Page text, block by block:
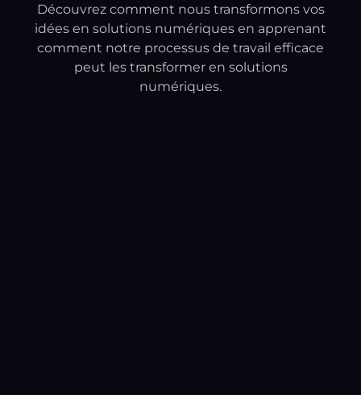
Découvrez comment nous transformons vos
idées en solutions numériques en apprenant
comment notre processus de travail efficace
peut les transformer en solutions
numériques.